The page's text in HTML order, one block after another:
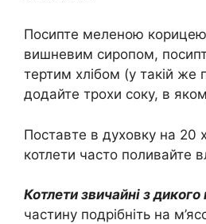
Посипте меленою
вишневим сиропом,
тертим хлібом (у такій же
додайте трохи соку, в
Поставте в духовку на 20
котлети часто поливайте
Котлети звичайні з дикого
частину подрібніть на